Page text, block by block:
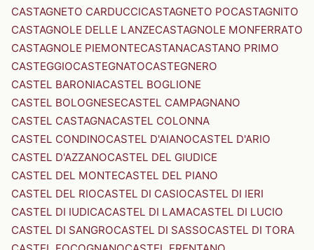
CASTAGNETO CARDUCCICASTAGNETO POCASTAGNITO
CASTAGNOLE DELLE LANZECASTAGNOLE MONFERRATO
CASTAGNOLE PIEMONTECASTANACASTANO PRIMO
CASTEGGIOCASTEGNATOCASTEGNERO
CASTEL BARONIACASTEL BOGLIONE
CASTEL BOLOGNESECASTEL CAMPAGNANO
CASTEL CASTAGNACASTEL COLONNA
CASTEL CONDINOCASTEL D'AIANOCASTEL D'ARIO
CASTEL D'AZZANOCASTEL DEL GIUDICE
CASTEL DEL MONTECASTEL DEL PIANO
CASTEL DEL RIOCASTEL DI CASIOCASTEL DI IERI
CASTEL DI IUDICACASTEL DI LAMACASTEL DI LUCIO
CASTEL DI SANGROCASTEL DI SASSOCASTEL DI TORA